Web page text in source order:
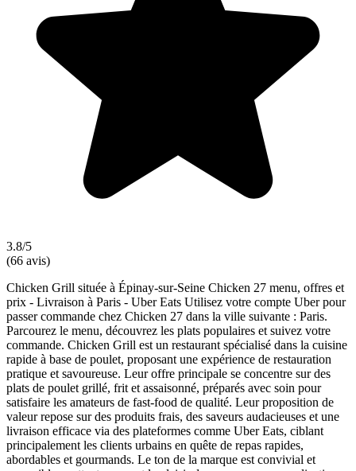
3.8/5
(66 avis)
Chicken Grill située à Épinay-sur-Seine Chicken 27 menu, offres et
prix - Livraison à Paris - Uber Eats Utilisez votre compte Uber pour
passer commande chez Chicken 27 dans la ville suivante : Paris.
Parcourez le menu, découvrez les plats populaires et suivez votre
commande. Chicken Grill est un restaurant spécialisé dans la cuisine
rapide à base de poulet, proposant une expérience de restauration
pratique et savoureuse. Leur offre principale se concentre sur des
plats de poulet grillé, frit et assaisonné, préparés avec soin pour
satisfaire les amateurs de fast-food de qualité. Leur proposition de
valeur repose sur des produits frais, des saveurs audacieuses et une
livraison efficace via des plateformes comme Uber Eats, ciblant
principalement les clients urbains en quête de repas rapides,
abordables et gourmands. Le ton de la marque est convivial et